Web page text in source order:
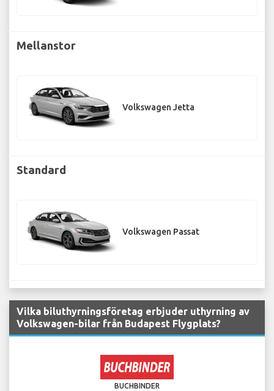
Mellanstor
Volkswagen Jetta
Standard
Volkswagen Passat
Vilka biluthyrningsföretag erbjuder uthyrning av
Volkswagen-bilar från Budapest Flygplats?
BUCHBINDER